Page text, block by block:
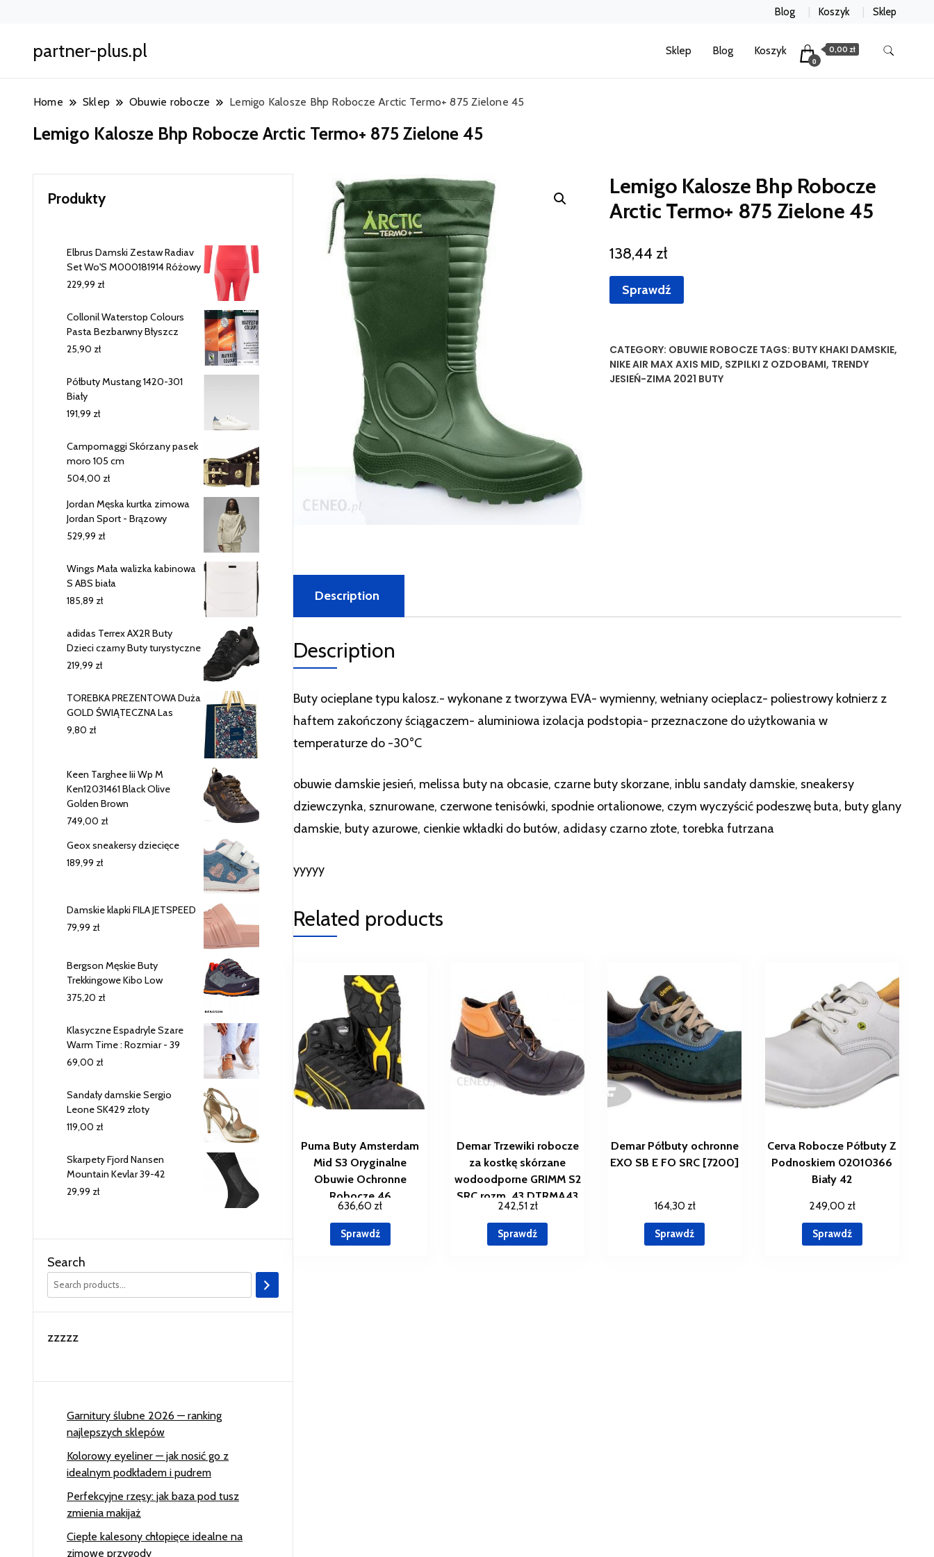
Blog Koszyk Sklep
partner-plus.pl Sklep Blog Koszyk
0
0,00 zł
Home Sklep Obuwie robocze Lemigo Kalosze Bhp Robocze Arctic Termo+ 875 Zielone 45
Lemigo Kalosze Bhp Robocze Arctic Termo+ 875 Zielone 45
Lemigo Kalosze Bhp Robocze
Arctic Termo+ 875 Zielone 45
138,44 zł
Sprawdź
CATEGORY: OBUWIE ROBOCZE TAGS: BUTY KHAKI DAMSKIE,
NIKE AIR MAX AXIS MID, SZPILKI Z OZDOBAMI, TRENDY
JESIEŃ-ZIMA 2021 BUTY
Description
Description
Buty ocieplane typu kalosz.- wykonane z tworzywa EVA- wymienny, wełniany ocieplacz- poliestrowy kołnierz z
haftem zakończony ściągaczem- aluminiowa izolacja podstopia- przeznaczone do użytkowania w
temperaturze do -30°C
obuwie damskie jesień, melissa buty na obcasie, czarne buty skorzane, inblu sandały damskie, sneakersy
dziewczynka, sznurowane, czerwone tenisówki, spodnie ortalionowe, czym wyczyścić podeszwę buta, buty glany
damskie, buty azurowe, cienkie wkładki do butów, adidasy czarno złote, torebka futrzana
yyyyy
Related products
Puma Buty Amsterdam
Mid S3 Oryginalne
Obuwie Ochronne
Robocze 46
636,60 zł
Sprawdź
Demar Trzewiki robocze
za kostkę skórzane
wodoodporne GRIMM S2
SRC rozm. 43 DTRMA43
242,51 zł
Sprawdź
Demar Półbuty ochronne
EXO SB E FO SRC [7200]
164,30 zł
Sprawdź
Cerva Robocze Półbuty Z
Podnoskiem 02010366
Biały 42
249,00 zł
Sprawdź
Produkty
Elbrus Damski Zestaw Radiav
Set Wo'S M000181914 Różowy
229,99 zł
Collonil Waterstop Colours
Pasta Bezbarwny Błyszcz
25,90 zł
Półbuty Mustang 1420-301
Biały
191,99 zł
Campomaggi Skórzany pasek
moro 105 cm
504,00 zł
Jordan Męska kurtka zimowa
Jordan Sport - Brązowy
529,99 zł
Wings Mała walizka kabinowa
S ABS biała
185,89 zł
adidas Terrex AX2R Buty
Dzieci czarny Buty turystyczne
219,99 zł
TOREBKA PREZENTOWA Duża
GOLD ŚWIĄTECZNA Las
9,80 zł
Keen Targhee Iii Wp M
Ken12031461 Black Olive
Golden Brown
749,00 zł
Geox sneakersy dziecięce
189,99 zł
Damskie klapki FILA JETSPEED
79,99 zł
Bergson Męskie Buty
Trekkingowe Kibo Low
375,20 zł
Klasyczne Espadryle Szare
Warm Time : Rozmiar - 39
69,00 zł
Sandały damskie Sergio
Leone SK429 złoty
119,00 zł
Skarpety Fjord Nansen
Mountain Kevlar 39-42
29,99 zł
Search
zzzzz
Garnitury ślubne 2026 — ranking
najlepszych sklepów
Kolorowy eyeliner — jak nosić go z
idealnym podkładem i pudrem
Perfekcyjne rzęsy: jak baza pod tusz
zmienia makijaż
Ciepłe kalesony chłopięce idealne na
zimowe przygody